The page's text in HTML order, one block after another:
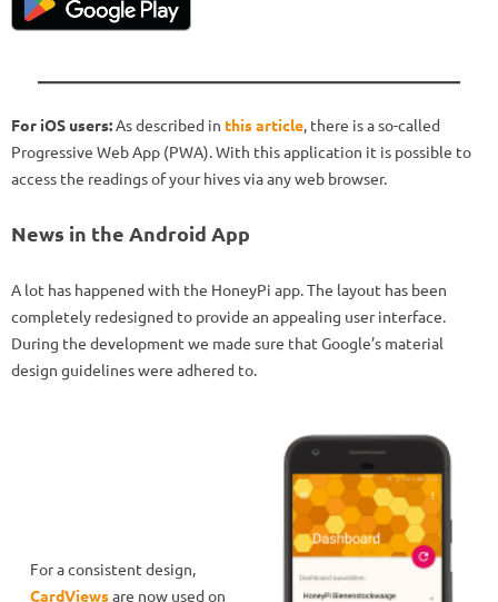
For iOS users:As described in this article, there is a so-called
Progressive Web App (PWA). With this application it is possible to
access the readings of your hives via any web browser.
News in the Android App
A lot has happened with the HoneyPi app. The layout has been
completely redesigned to provide an appealing user interface.
During the development we made sure that Google’s material
design guidelines were adhered to.
For a consistent design,
CardViewsare now used on